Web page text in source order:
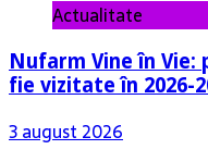
Actualitate
Nufarm Vine în Vie:
fie vizitate în 2026-
3 august 2026